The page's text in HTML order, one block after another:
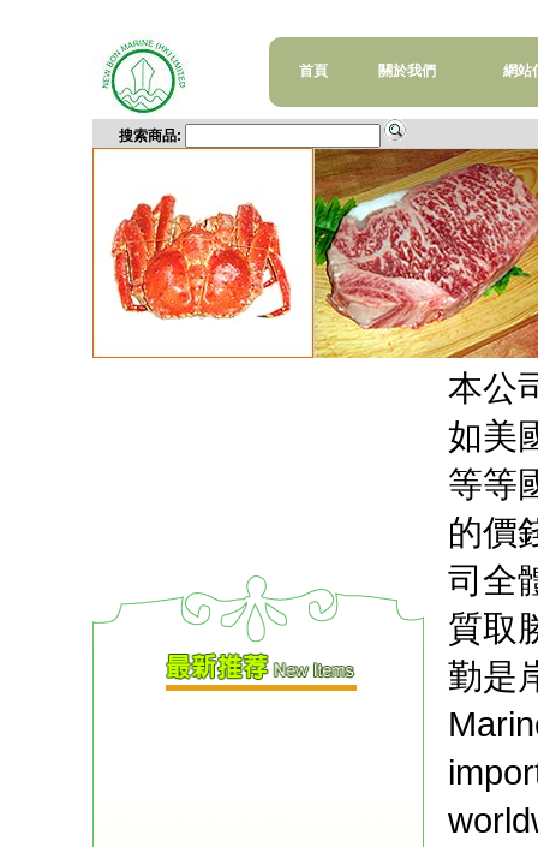
首頁 關於我們 網站
搜索商品:
本公
如美
等等
的價
司全
質取
勤是